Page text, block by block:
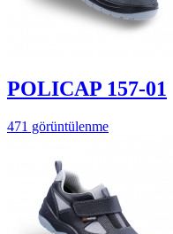
POLICAP 157-01
471 görüntülenme